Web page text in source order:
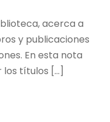
acerca a
y publicaciones
En esta nota
títulos […]